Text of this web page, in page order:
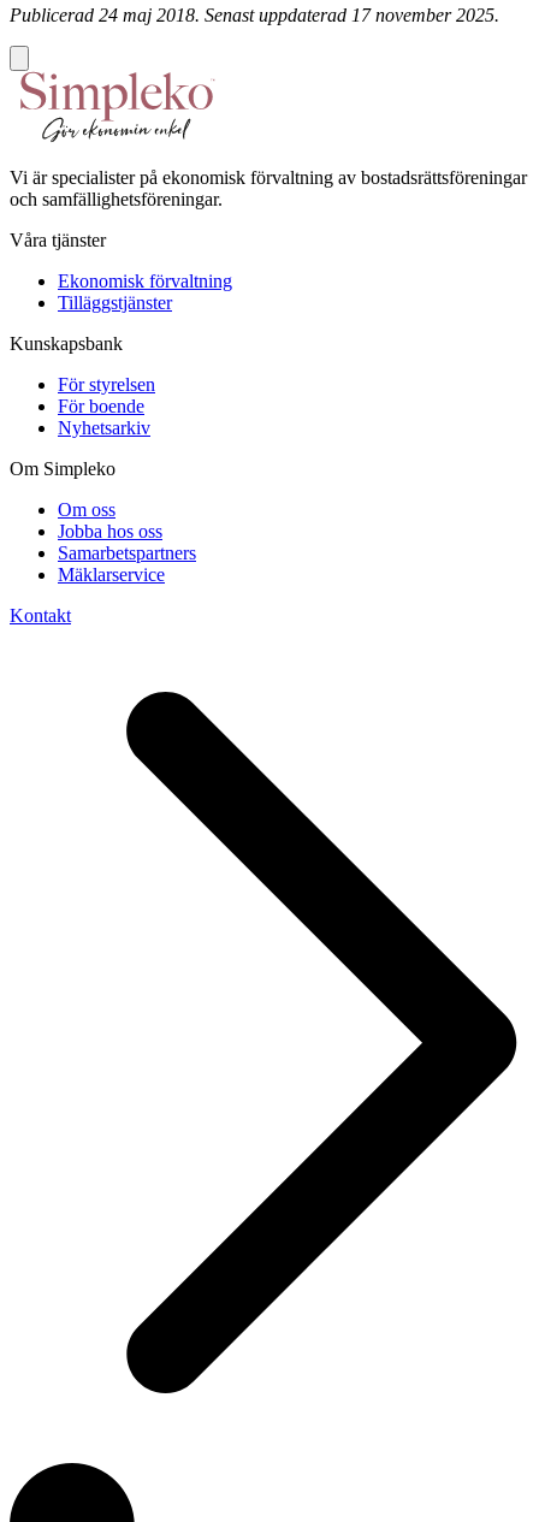
Publicerad 24 maj 2018. Senast uppdaterad 17 november 2025.
Vi är specialister på ekonomisk förvaltning av bostadsrättsföreningar
och samfällighetsföreningar.
Våra tjänster
Ekonomisk förvaltning
Tilläggstjänster
Kunskapsbank
För styrelsen
För boende
Nyhetsarkiv
Om Simpleko
Om oss
Jobba hos oss
Samarbetspartners
Mäklarservice
Kontakt